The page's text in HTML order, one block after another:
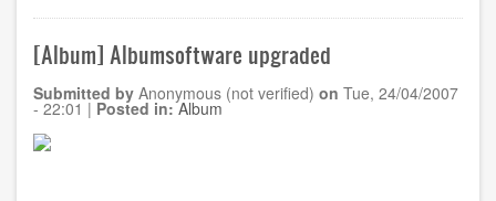
6.0
[Album] Albumsoftware upgraded
Submitted by Anonymous (not verified) on Tue, 24/04/2007
- 22:01 | Posted in:Album